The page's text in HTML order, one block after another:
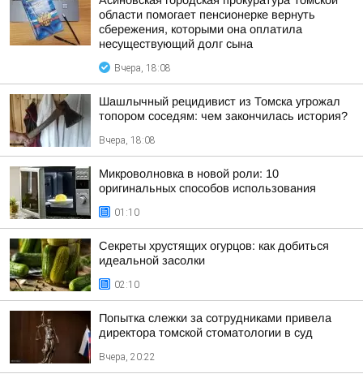
области помогает пенсионерке вернуть
сбережения, которыми она оплатила
несуществующий долг сына
Вчера, 18:08
Шашлычный рецидивист из Томска угрожал
топором соседям: чем закончилась история?
Вчера, 18:08
Микроволновка в новой роли: 10
оригинальных способов использования
01:10
Секреты хрустящих огурцов: как добиться
идеальной засолки
02:10
Попытка слежки за сотрудниками привела
директора томской стоматологии в суд
Вчера, 20:22